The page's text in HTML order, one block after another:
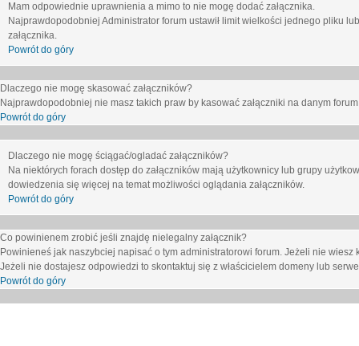
Mam odpowiednie uprawnienia a mimo to nie mogę dodać załącznika.
Najprawdopodobniej Administrator forum ustawił limit wielkości jednego pliku
załącznika.
Powrót do góry
Dlaczego nie mogę skasować załączników?
Najprawdopodobniej nie masz takich praw by kasować załączniki na danym
Powrót do góry
Dlaczego nie mogę ściągać/ogladać załączników?
Na niektórych forach dostęp do załączników mają użytkownicy lub grupy
dowiedzenia się więcej na temat możliwości oglądania załączników.
Powrót do góry
Co powinienem zrobić jeśli znajdę nielegalny załącznik?
Powinieneś jak naszybciej napisać o tym administratorowi forum. Jeżeli nie
Jeżeli nie dostajesz odpowiedzi to skontaktuj się z właścicielem domeny lub
Powrót do góry